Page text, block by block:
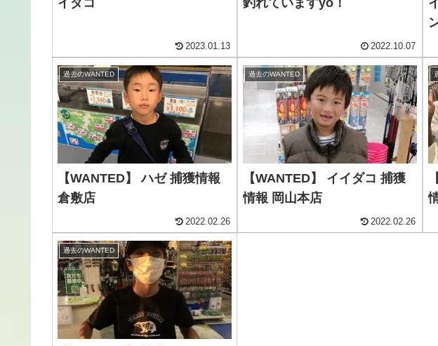
2023.01.13 2022.10.07
過去のWANTED
【WANTED】 ハゼ 捕獲情報
倉敷店
2022.02.26
過去のWANTED
【WANTED】 イイダコ 捕獲
情報 岡山本店
2022.02.26
過去のWANTED